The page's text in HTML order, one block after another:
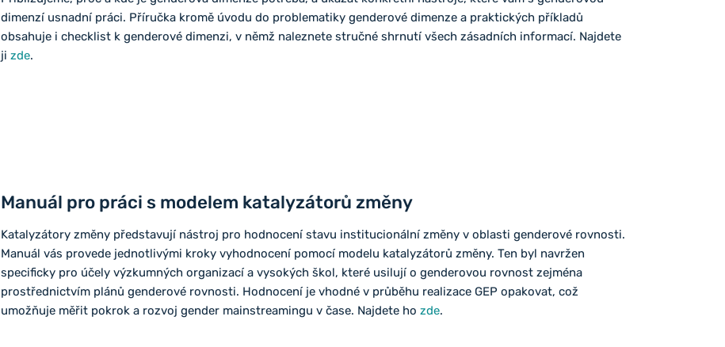
dimenzí usnadní práci. Příručka kromě úvodu do problematiky genderové dimenze a praktických příkladů
obsahuje i checklist k genderové dimenzi, v němž naleznete stručné shrnutí všech zásadních informací. Najdete
jizde.
Manuál pro práci s modelem katalyzátorů změny
Katalyzátory změny představují nástroj pro hodnocení stavu institucionální změny v oblasti genderové rovnosti.
Manuál vás provede jednotlivými kroky vyhodnocení pomocí modelu katalyzátorů změny. Ten byl navržen
specificky pro účely výzkumných organizací a vysokých škol, které usilují o genderovou rovnost zejména
prostřednictvím plánů genderové rovnosti. Hodnocení je vhodné v průběhu realizace GEP opakovat, což
umožňuje měřit pokrok a rozvoj gender mainstreamingu v čase. Najdete hozde.